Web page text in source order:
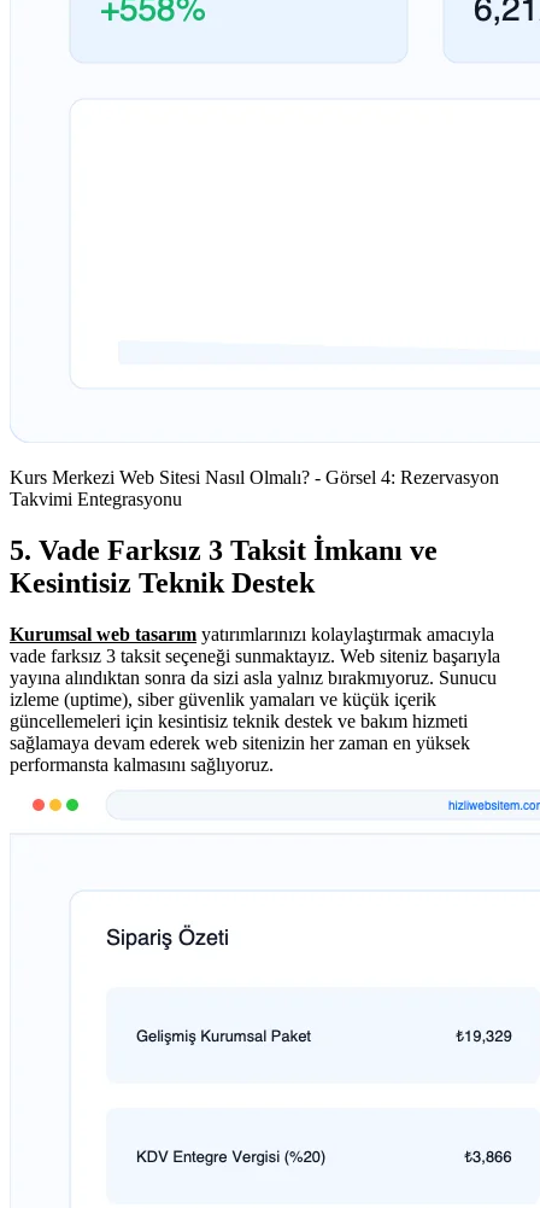
Kurs Merkezi Web Sitesi Nasıl Olmalı? - Görsel 4: Rezervasyon
Takvimi Entegrasyonu
5. Vade Farksız 3 Taksit İmkanı ve
Kesintisiz Teknik Destek
Kurumsal web tasarım yatırımlarınızı kolaylaştırmak amacıyla
vade farksız 3 taksit seçeneği sunmaktayız. Web siteniz başarıyla
yayına alındıktan sonra da sizi asla yalnız bırakmıyoruz. Sunucu
izleme (uptime), siber güvenlik yamaları ve küçük içerik
güncellemeleri için kesintisiz teknik destek ve bakım hizmeti
sağlamaya devam ederek web sitenizin her zaman en yüksek
performansta kalmasını sağlıyoruz.